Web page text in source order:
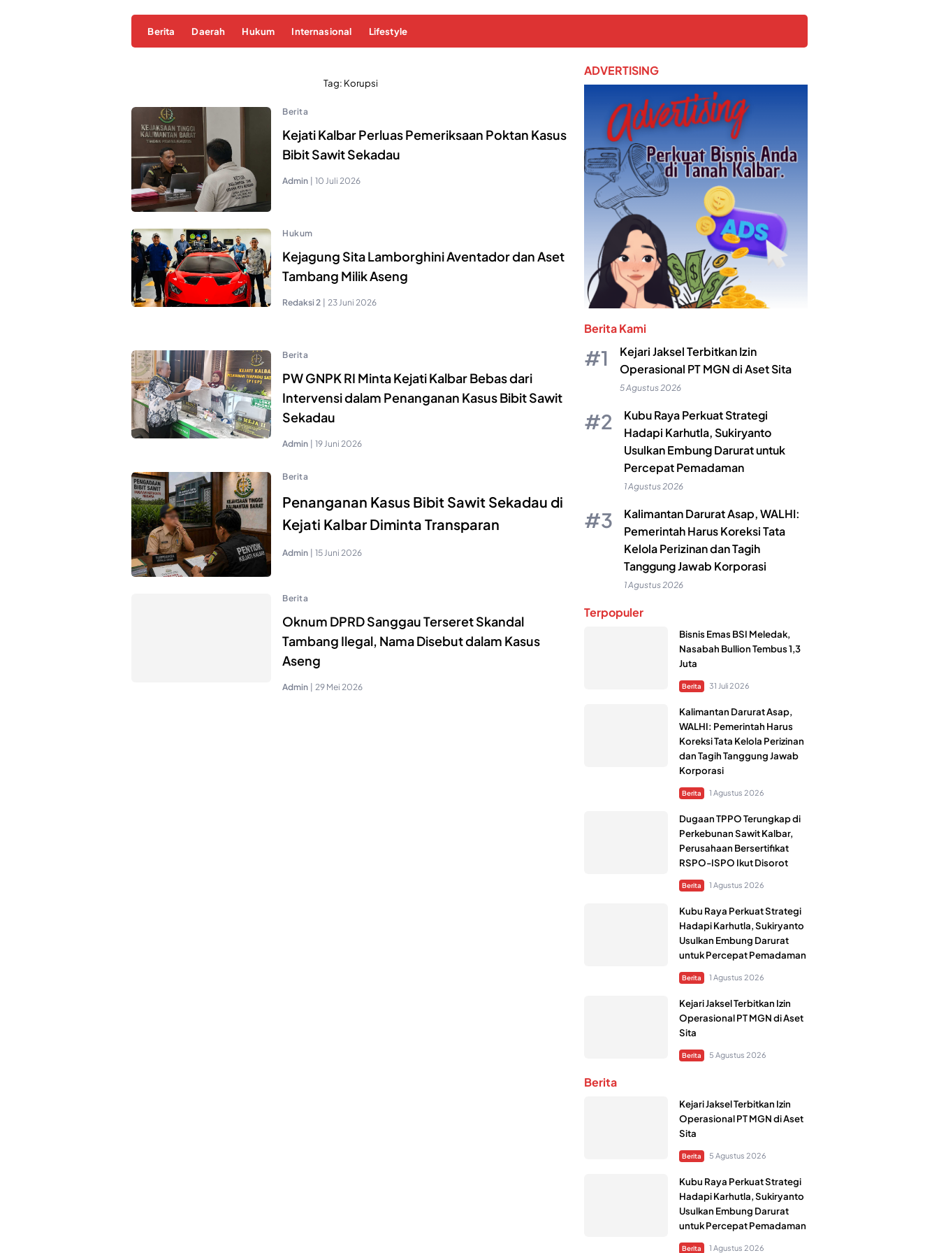
Berita Daerah Hukum Internasional Lifestyle
Tag: Korupsi
Berita
Kejati Kalbar Perluas Pemeriksaan Poktan Kasus
Bibit Sawit Sekadau
Admin 10 Juli 2026
Hukum
Kejagung Sita Lamborghini Aventador dan Aset
Tambang Milik Aseng
Redaksi 2 23 Juni 2026
Berita
PW GNPK RI Minta Kejati Kalbar Bebas dari
Intervensi dalam Penanganan Kasus Bibit Sawit
Sekadau
Admin 19 Juni 2026
Berita
Penanganan Kasus Bibit Sawit Sekadau di
Kejati Kalbar Diminta Transparan
Admin 15 Juni 2026
Berita
Oknum DPRD Sanggau Terseret Skandal
Tambang Ilegal, Nama Disebut dalam Kasus
Aseng
Admin 29 Mei 2026
ADVERTISING
Berita Kami
Kejari Jaksel Terbitkan Izin
Operasional PT MGN di Aset Sita
5 Agustus 2026
Kubu Raya Perkuat Strategi
Hadapi Karhutla, Sukiryanto
Usulkan Embung Darurat untuk
Percepat Pemadaman
1 Agustus 2026
Kalimantan Darurat Asap, WALHI:
Pemerintah Harus Koreksi Tata
Kelola Perizinan dan Tagih
Tanggung Jawab Korporasi
1 Agustus 2026
Terpopuler
Bisnis Emas BSI Meledak,
Nasabah Bullion Tembus 1,3
Juta
Berita 31 Juli 2026
Kalimantan Darurat Asap,
WALHI: Pemerintah Harus
Koreksi Tata Kelola Perizinan
dan Tagih Tanggung Jawab
Korporasi
Berita 1 Agustus 2026
Dugaan TPPO Terungkap di
Perkebunan Sawit Kalbar,
Perusahaan Bersertifikat
RSPO-ISPO Ikut Disorot
Berita 1 Agustus 2026
Kubu Raya Perkuat Strategi
Hadapi Karhutla, Sukiryanto
Usulkan Embung Darurat
untuk Percepat Pemadaman
Berita 1 Agustus 2026
Kejari Jaksel Terbitkan Izin
Operasional PT MGN di Aset
Sita
Berita 5 Agustus 2026
Berita
Kejari Jaksel Terbitkan Izin
Operasional PT MGN di Aset
Sita
Berita 5 Agustus 2026
Kubu Raya Perkuat Strategi
Hadapi Karhutla, Sukiryanto
Usulkan Embung Darurat
untuk Percepat Pemadaman
Berita 1 Agustus 2026